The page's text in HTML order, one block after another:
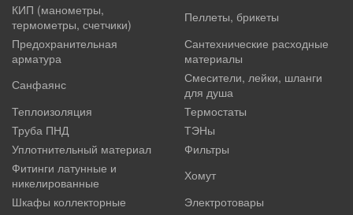
КИП (манометры,
термометры, счетчики)
Пеллеты, брикеты
Предохранительная
арматура
Сантехнические расходные
материалы
Санфаянс
Смесители, лейки, шланги
для душа
Теплоизоляция
Термостаты
Труба ПНД
ТЭНы
Уплотнительный материал
Фильтры
Фитинги латунные и
никелированные
Хомут
Шкафы коллекторные
Электротовары